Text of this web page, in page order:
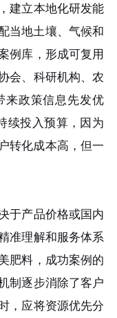
建立本地化研发能
当地土壤、气候和
例库，形成可复用
会、科研机构、农
来政策信息先发优
续投入预算，因为
转化成本高，但一
产品价格或国内
准理解和服务体系
肥料，成功案例的
制逐步消除了客户
，应将资源优先分